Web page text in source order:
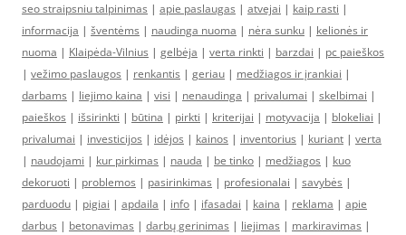
seo straipsniu talpinimas | apie paslaugas | atvejai | kaip rasti |
informacija | šventėms | naudinga nuoma | nėra sunku | kelionės ir
nuoma | Klaipėda-Vilnius | gelbėja | verta rinkti | barzdai | pc paieškos
| vežimo paslaugos | renkantis | geriau | medžiagos ir įrankiai |
darbams | liejimo kaina | visi | nenaudinga | privalumai | skelbimai |
paieškos | išsirinkti | būtina | pirkti | kriterijai | motyvacija | blokeliai |
privalumai | investicijos | idėjos | kainos | inventorius | kuriant | verta
| naudojami | kur pirkimas | nauda | be tinko | medžiagos | kuo
dekoruoti | problemos | pasirinkimas | profesionalai | savybės |
parduodu | pigiai | apdaila | info | ifasadai | kaina | reklama | apie
darbus | betonavimas | darbų gerinimas | liejimas | markiravimas |